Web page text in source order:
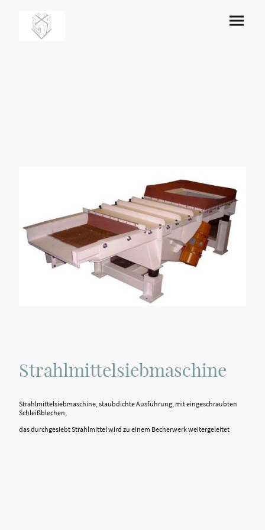
Strahlmittelsiebmaschine
Strahlmittelsiebmaschine, staubdichte Ausführung, mit eingeschraubten
Schleißblechen,
das durchgesiebt Strahlmittel wird zu einem Becherwerk weitergeleitet